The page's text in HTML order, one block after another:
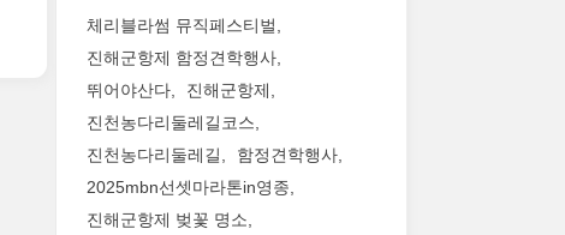
체리블라썸 뮤직페스티벌
진해군항제 함정견학행사
뛰어야산다
진해군항제
진천농다리둘레길코스
진천농다리둘레길
함정견학행사
2025mbn선셋마라톤in영종
진해군항제 벚꽃 명소